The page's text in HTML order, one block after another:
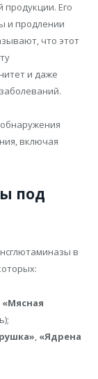
продукции. Его
и продлении
что этот
и даже
включая
под
в
«Мясная
«Ядрена